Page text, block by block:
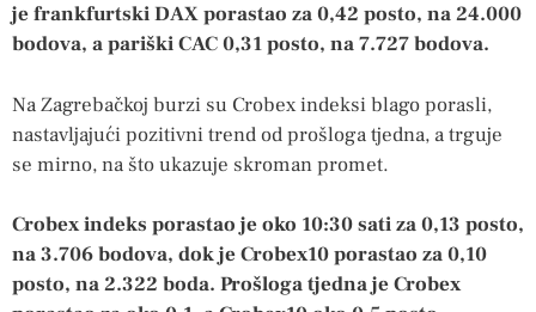
je frankfurtski DAX porastao za 0,42 posto, na 24.000
bodova, a pariški CAC 0,31 posto, na 7.727 bodova.
Na Zagrebačkoj burzi su Crobex indeksi blago porasli,
nastavljajući pozitivni trend od prošloga tjedna, a trguje
se mirno, na što ukazuje skroman promet.
Crobex indeks porastao je oko 10:30 sati za 0,13 posto,
na 3.706 bodova, dok je Crobex10 porastao za 0,10
posto, na 2.322 boda. Prošloga tjedna je Crobex